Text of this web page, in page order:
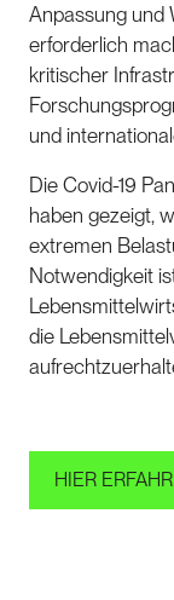
Anpassung und
erforderlich
kritischer
und
Die Covid-19
haben gezeigt,
extremen
Notwendigkeit
die
HIER